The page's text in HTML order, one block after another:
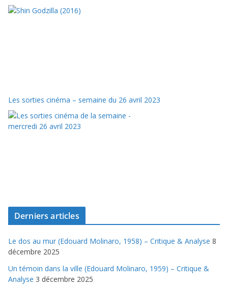
Les sorties cinéma – semaine du 26 avril 2023
Derniers articles
Le dos au mur (Edouard Molinaro, 1958) – Critique & Analyse 8
décembre 2025
Un témoin dans la ville (Edouard Molinaro, 1959) – Critique &
Analyse 3 décembre 2025